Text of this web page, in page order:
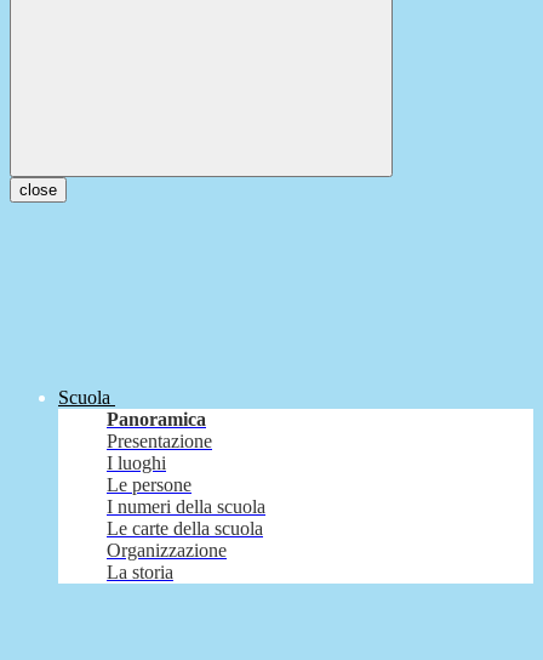
close
Scuola
Panoramica
Presentazione
I luoghi
Le persone
I numeri della scuola
Le carte della scuola
Organizzazione
La storia